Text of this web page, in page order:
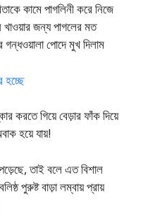
কামে পাগলিনী করে নিজে
জন্য পাগলের মত
পোদে মুখ দিলাম
হচ্ছে
করতে গিয়ে বেড়ার ফাঁক দিয়ে
হয়ে যায়!
তাই বলে এত বিশাল
পুরুষ্ট বাড়া লম্বায় প্রায়